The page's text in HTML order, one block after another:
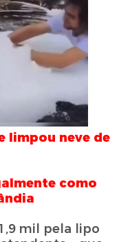
limpou neve de
como
mil pela lipo